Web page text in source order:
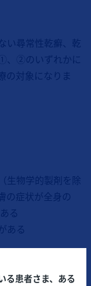
い尋常性乾癬、乾
、②のいずれかに
の対象になりま
生物学的製剤を除
の症状が全身の
る
ある
る患者さま、ある